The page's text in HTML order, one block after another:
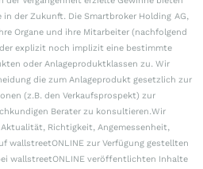
in der Zukunft. Die Smartbroker Holding AG,
Organe und ihre Mitarbeiter (nachfolgend
explizit noch implizit eine bestimmte
oder Anlageproduktklassen zu. Wir
die zum Anlageprodukt gesetzlich zur
(z.B. den Verkaufsprospekt) zur
Berater zu konsultieren.Wir
Richtigkeit, Angemessenheit,
wallstreetONLINE zur Verfügung gestellten
wallstreetONLINE veröffentlichten Inhalte